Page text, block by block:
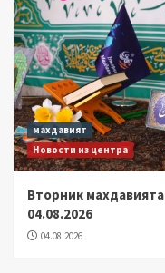
махдавият
Новости из центра
Вторник махдавията
04.08.2026
04.08.2026